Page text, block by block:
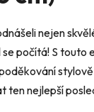
nejen
počítá! S touto
ten nejlepší